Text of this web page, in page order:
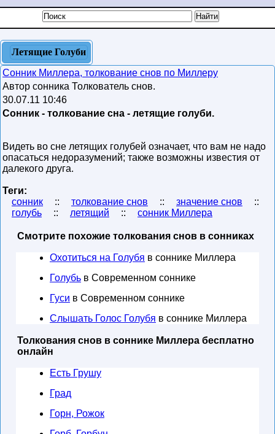
Летящие Голуби
Сонник Миллера, толкование снов по Миллеру
Автор сонника Толкователь снов.
30.07.11 10:46
Сонник - толкование сна - летящие голуби.
Видеть во сне летящих голубей означает, что вам не надо
опасаться недоразумений; также возможны известия от
далекого друга.
Теги:
сонник
:: толкование снов :: значение снов
::
голубь
:: летящий :: сонник Миллера
Смотрите похожие толкования снов в сонниках
Охотиться на Голубя в соннике Миллера
Голубь в Современном соннике
Гуси в Современном соннике
Слышать Голос Голубя в соннике Миллера
Толкования снов в соннике Миллера бесплатно
онлайн
Есть Грушу
Град
Горн, Рожок